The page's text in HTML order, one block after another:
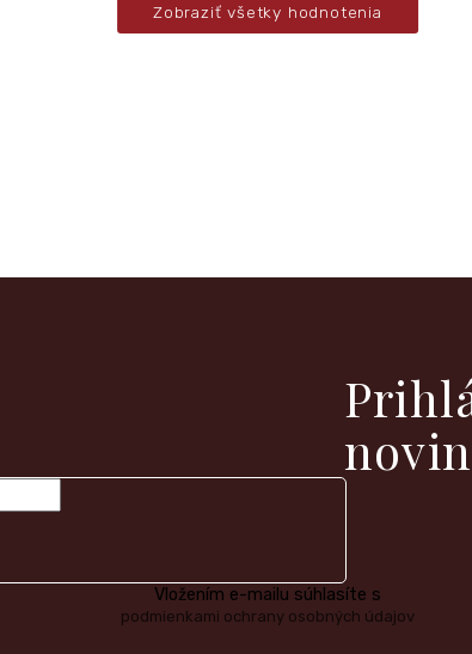
Zobraziť všetky hodnotenia
Vložením e-mailu súhlasíte s
podmienkami ochrany osobných údajov